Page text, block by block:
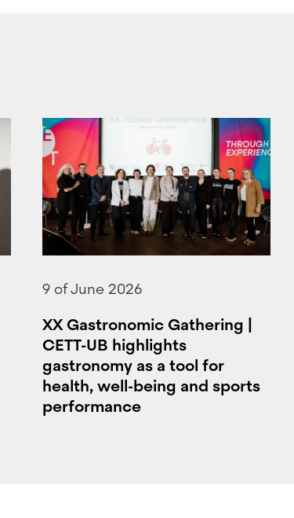
9 of June 2026
XX Gastronomic Gathering |
CETT-UB highlights
gastronomy as a tool for
health, well-being and sports
performance